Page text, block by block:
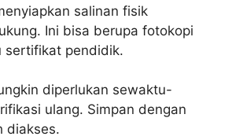
salinan fisik
Ini bisa berupa fotokopi
sertifikat pendidik.
diperlukan sewaktu-
ulang. Simpan dengan
diakses.